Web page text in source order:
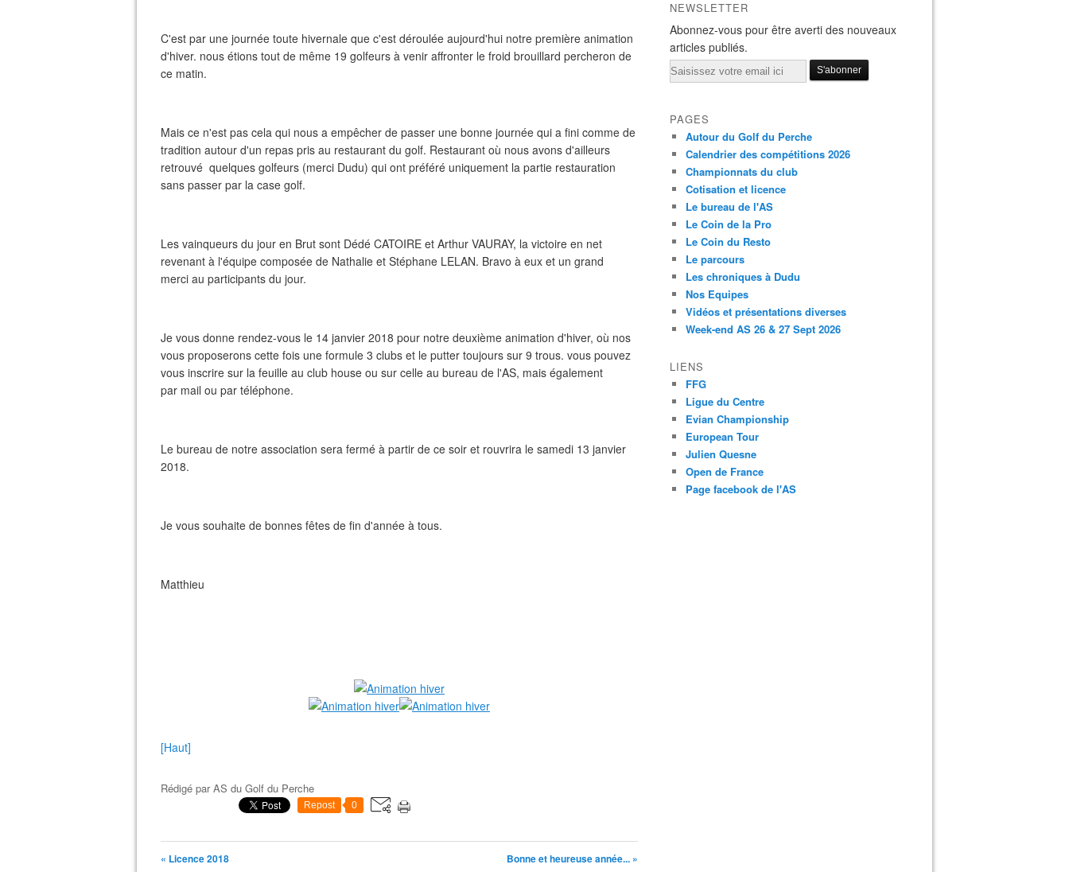
C'est par une journée toute hivernale que c'est déroulée aujourd'hui notre première animation
d'hiver. nous étions tout de même 19 golfeurs à venir affronter le froid brouillard percheron de
ce matin.
Mais ce n'est pas cela qui nous a empêcher de passer une bonne journée qui a fini comme de
tradition autour d'un repas pris au restaurant du golf. Restaurant où nous avons d'ailleurs
retrouvé quelques golfeurs (merci Dudu) qui ont préféré uniquement la partie restauration
sans passer par la case golf.
Les vainqueurs du jour en Brut sont Dédé CATOIRE et Arthur VAURAY, la victoire en net
revenant à l'équipe composée de Nathalie et Stéphane LELAN. Bravo à eux et un grand
merci au participants du jour.
Je vous donne rendez-vous le 14 janvier 2018 pour notre deuxième animation d'hiver, où nos
vous proposerons cette fois une formule 3 clubs et le putter toujours sur 9 trous. vous pouvez
vous inscrire sur la feuille au club house ou sur celle au bureau de l'AS, mais également
par mail ou par téléphone.
Le bureau de notre association sera fermé à partir de ce soir et rouvrira le samedi 13 janvier
2018.
Je vous souhaite de bonnes fêtes de fin d'année à tous.
Matthieu
[Haut]
Rédigé parAS du Golf du Perche
Repost 0
« Licence 2018 Bonne et heureuse année... »
NEWSLETTER
Abonnez-vous pour être averti des nouveaux
articles publiés.
Email
PAGES
Autour du Golf du Perche
Calendrier des compétitions 2026
Championnats du club
Cotisation et licence
Le bureau de l'AS
Le Coin de la Pro
Le Coin du Resto
Le parcours
Les chroniques à Dudu
Nos Equipes
Vidéos et présentations diverses
Week-end AS 26 & 27 Sept 2026
LIENS
FFG
Ligue du Centre
Evian Championship
European Tour
Julien Quesne
Open de France
Page facebook de l'AS